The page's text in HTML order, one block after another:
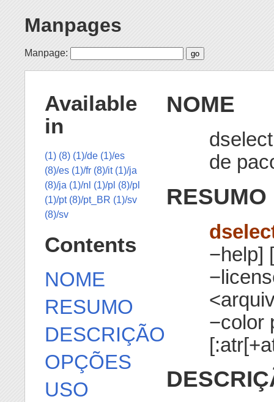
Manpages
Manpage:
NOME
de
RESUMO
−help]
−color
Available
in
(1) (8) (1)/de (1)/es
(8)/es (1)/fr (8)/it (1)/ja
(8)/ja (1)/nl (1)/pl (8)/pl
(1)/pt (8)/pt_BR (1)/sv
(8)/sv
Contents
NOME
RESUMO
DESCRIÇÃO
OPÇÕES
USO